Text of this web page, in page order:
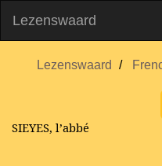
Lezenswaard
Lezenswaard
SIEYES, l’abbé